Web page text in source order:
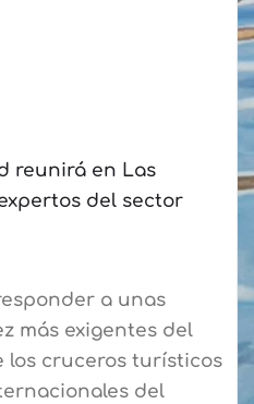
reunirá en Las
del sector
a unas
más exigentes del
los cruceros turísticos
del